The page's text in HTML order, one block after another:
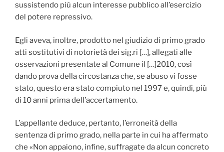
sussistendo più alcun interesse pubblico all’esercizio
del potere repressivo.
Egli aveva, inoltre, prodotto nel giudizio di primo grado
atti sostitutivi di notorietà dei sig.ri […], allegati alle
osservazioni presentate al Comune il […]2010, così
dando prova della circostanza che, se abuso vi fosse
stato, questo era stato compiuto nel 1997 e, quindi, più
di 10 anni prima dell’accertamento.
L’appellante deduce, pertanto, l’erroneità della
sentenza di primo grado, nella parte in cui ha affermato
che «Non appaiono, infine, suffragate da alcun concreto